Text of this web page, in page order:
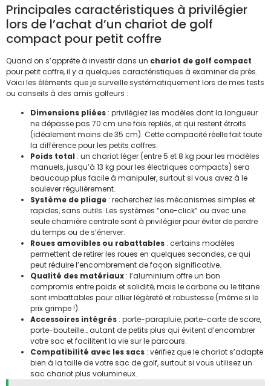
Principales caractéristiques à privilégier
lors de l’achat d’un chariot de golf
compact pour petit coffre
Quand on s’apprête à investir dans un chariot de golf compact
pour petit coffre, il y a quelques caractéristiques à examiner de près.
Voici les éléments que je surveille systématiquement lors de mes tests
ou conseils à des amis golfeurs :
Dimensions pliées : privilégiez les modèles dont la longueur
ne dépasse pas 70 cm une fois repliés, et qui restent étroits
(idéalement moins de 35 cm). Cette compacité réelle fait toute
la différence pour les petits coffres.
Poids total : un chariot léger (entre 5 et 8 kg pour les modèles
manuels, jusqu’à 13 kg pour les électriques compacts) sera
beaucoup plus facile à manipuler, surtout si vous avez à le
soulever régulièrement.
Système de pliage : recherchez les mécanismes simples et
rapides, sans outils. Les systèmes “one-click” ou avec une
seule charnière centrale sont à privilégier pour éviter de perdre
du temps ou de s’énerver.
Roues amovibles ou rabattables : certains modèles
permettent de retirer les roues en quelques secondes, ce qui
peut réduire l’encombrement de façon significative.
Qualité des matériaux : l’aluminium offre un bon
compromis entre poids et solidité, mais le carbone ou le titane
sont imbattables pour allier légèreté et robustesse (même si le
prix grimpe !).
Accessoires intégrés : porte-parapluie, porte-carte de score,
porte-bouteille… autant de petits plus qui évitent d’encombrer
votre sac et facilitent la vie sur le parcours.
Compatibilité avec les sacs : vérifiez que le chariot s’adapte
bien à la taille de votre sac de golf, surtout si vous utilisez un
sac chariot plus volumineux.